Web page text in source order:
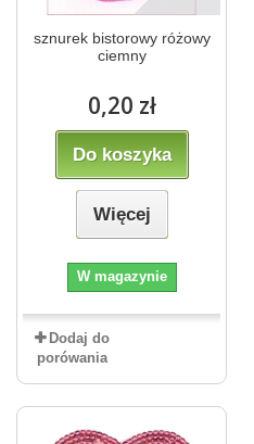
sznurek bistorowy różowy
ciemny
0,20 zł
Do koszyka
Więcej
W magazynie
Dodaj do
porówania